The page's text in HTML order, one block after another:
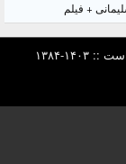
+ فیلم
۱۳۸۴